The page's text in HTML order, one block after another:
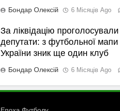
Бондар Олексій 6 Місяців Ago
За ліквідацію
депутати: з футбольної мапи
України зник ще один клуб
Бондар Олексій 6 Місяців Ago